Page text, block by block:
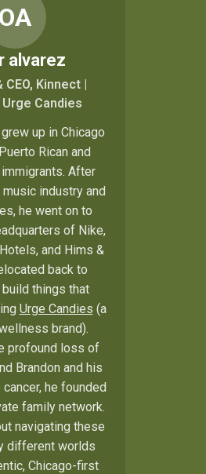
OA
alvarez
CEO, Kinnect |
Urge Candies
up in Chicago
Rican and
immigrants. After
industry and
he went on to
of Nike,
and Hims &
back to
things that
Urge Candies (a
brand).
profound loss of
Brandon and his
he founded
family network.
navigating these
different worlds
Chicago-first